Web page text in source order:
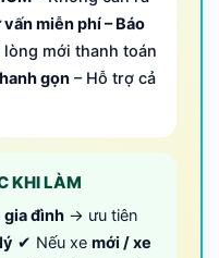
vấn miễn phí – Báo
lòng mới thanh toán
gọn – Hỗ trợ cả
KHI LÀM
đình → ưu tiên
✔ Nếu xe mới / xe